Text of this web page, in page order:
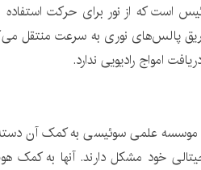
است که از نور برای حرکت
پالس‌های نوری به سرعت منتقل
علمی سوئیسی به کمک آن
خود مشکل دارند. آنها به کمک